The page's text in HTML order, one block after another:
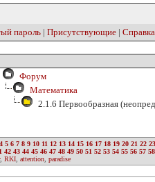
пароль | Присутствующие | Справка
Форум
Математика
2.1.6 Первообразная
4 5 6 7 8 9 10 11 12 13 14 15 16 17 18 19 20 21 22 23
42 43 44 45 46 47 48 49 50 51 52 53 54 55 56 57 58
, RKI attention paradise